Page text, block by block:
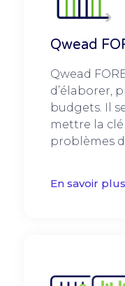
Qwead
Qwead
d’élaborer,
budgets. Il
mettre la
problèmes
En savoir plus